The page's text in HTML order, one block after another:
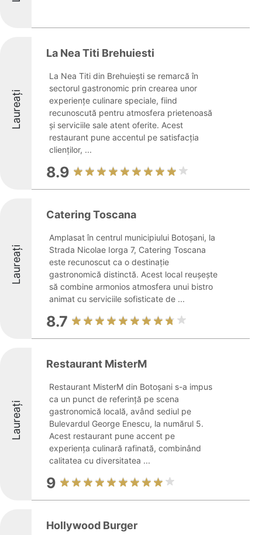
Laureați
La Nea Titi Brehuiesti
La Nea Titi din Brehuiești se remarcă în
sectorul gastronomic prin crearea unor
experiențe culinare speciale, fiind
recunoscută pentru atmosfera prietenoasă
și serviciile sale atent oferite. Acest
restaurant pune accentul pe satisfacția
clienților, ...
8.9
Laureați
Catering Toscana
Amplasat în centrul municipiului Botoșani, la
Strada Nicolae Iorga 7, Catering Toscana
este recunoscut ca o destinație
gastronomică distinctă. Acest local reușește
să combine armonios atmosfera unui bistro
animat cu serviciile sofisticate de ...
8.7
Laureați
Restaurant MisterM
Restaurant MisterM din Botoșani s-a impus
ca un punct de referință pe scena
gastronomică locală, având sediul pe
Bulevardul George Enescu, la numărul 5.
Acest restaurant pune accent pe
experiența culinară rafinată, combinând
calitatea cu diversitatea ...
9
Hollywood Burger